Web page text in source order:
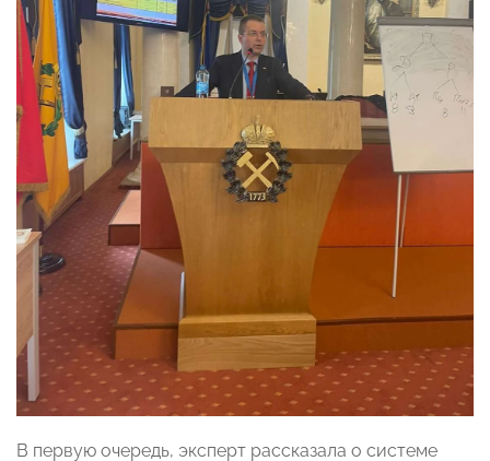
В первую очередь, эксперт рассказала о системе